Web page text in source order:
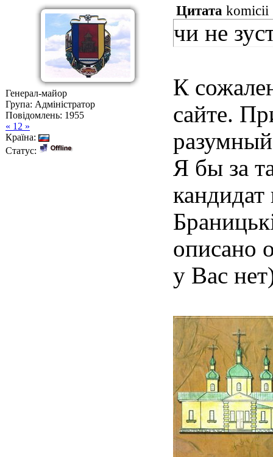
Генерал-майор
Група: Адміністратор
Повідомлень: 1955
« 12 »
Країна:
Статус:
Цитата komicii
чи не
К
сайте.
Я бы за
описано
у Вас